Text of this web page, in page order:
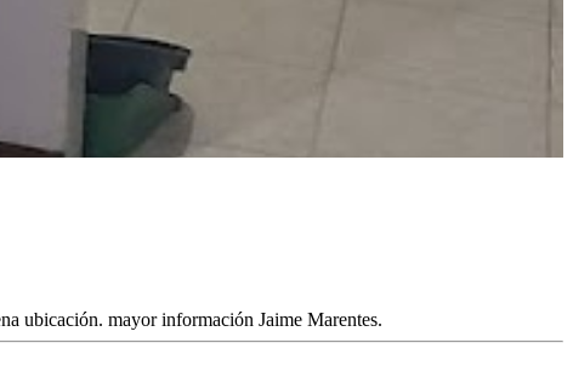
ubicación. mayor información Jaime Marentes.